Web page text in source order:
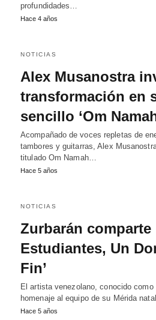
profundidades…
Hace 4 años
NOTICIAS
Alex Musanostra
transformación en
sencillo ‘Om
Acompañado de voces repletas de
tambores y guitarras, Alex
titulado Om Namah…
Hace 5 años
NOTICIAS
Zurbarán comparte
Estudiantes, Un
Fin’
El artista venezolano, conocido como
homenaje al equipo de su Mérida
Hace 5 años